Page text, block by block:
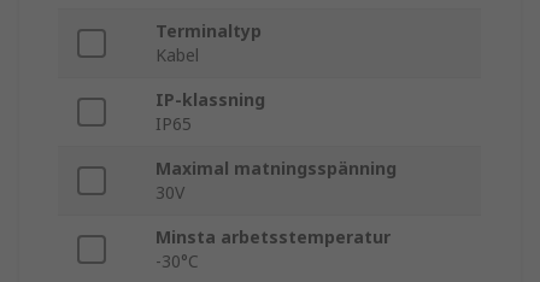
Terminaltyp
Kabel
IP-klassning
IP65
Maximal matningsspänning
30V
Minsta arbetsstemperatur
-30°C